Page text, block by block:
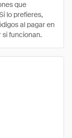
que
lo prefieres,
al pagar en
si funcionan.